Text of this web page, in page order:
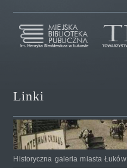
Linki
Historyczna galeria miasta Łuków